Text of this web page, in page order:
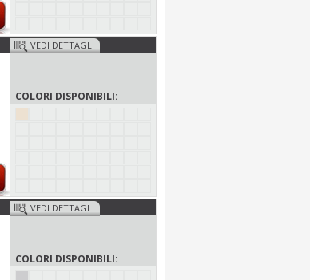
VEDI DETTAGLI
COLORI DISPONIBILI:
VEDI DETTAGLI
COLORI DISPONIBILI: